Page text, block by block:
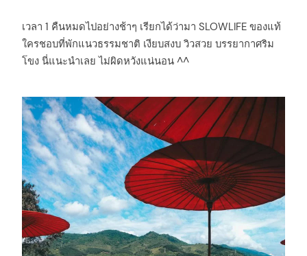
เวลา 1 คืนหมดไปอย่างช้าๆ เรียกได้ว่ามา SLOWLIFE ของแท้
ใครชอบที่พักแนวธรรมชาติ เงียบสงบ วิวสวย บรรยากาศริม
โขง นี่แนะนำเลย ไม่ผิดหวังแน่นอน ^^